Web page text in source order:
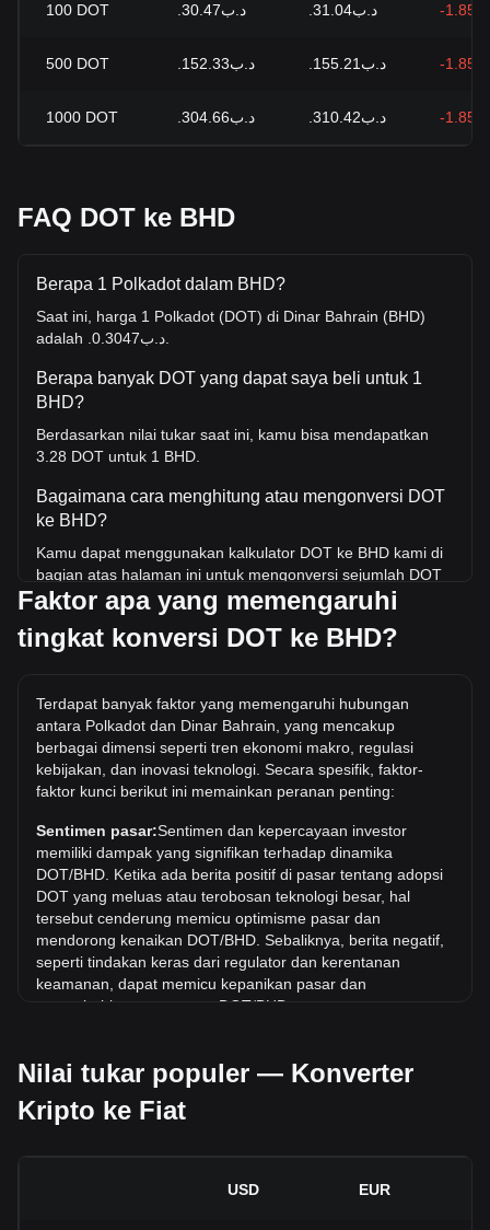
100 DOT .د.ب30.47 .د.ب31.04 -1.85%
500 DOT .د.ب152.33 .د.ب155.21 -1.85%
1000 DOT .د.ب304.66 .د.ب310.42 -1.85%
FAQ DOT ke BHD
Berapa 1 Polkadot dalam BHD?
Saat ini, harga 1 Polkadot (DOT) di Dinar Bahrain (BHD)
Berapa banyak DOT yang dapat saya beli untuk 1
BHD?
Berdasarkan nilai tukar saat ini, kamu bisa mendapatkan
3.28 DOT untuk 1 BHD.
Bagaimana cara menghitung atau mengonversi DOT
ke BHD?
Kamu dapat menggunakan kalkulator DOT ke BHD kami di
bagian atas halaman ini untuk mengonversi sejumlah DOT
ke BHD. Kami juga menyertakan tabel referensi cepat untuk
konversi yang paling populer. Misalnya, 5 BHD setara
dengan 16.41 DOT, sedangkan 5 DOT akan berharga
Berapa harga DOT/BHD tertinggi sepanjang sejarah?
Harga tertinggi sepanjang masa untuk 1 DOT di BHD
adalah .د.ب20.74. Masih harus dilihat apakah nilai 1
DOT/BHD akan melampaui nilai tertinggi saat ini.
Selama 7 hari terakhir, nilai tukar Polkadot (DOT) telah naik
sebesar 5.37%. Selama bulan terakhir, nilai tukar Polkadot
(DOT) telah turun sebesar 1.95% terhadap Dinar Bahrain
(BHD).
Faktor apa yang memengaruhi
tingkat konversi DOT ke BHD?
Terdapat banyak faktor yang memengaruhi hubungan
antara Polkadot dan Dinar Bahrain, yang mencakup
berbagai dimensi seperti tren ekonomi makro, regulasi
kebijakan, dan inovasi teknologi. Secara spesifik, faktor-
faktor kunci berikut ini memainkan peranan penting:
Sentimen pasar:Sentimen dan kepercayaan investor
memiliki dampak yang signifikan terhadap dinamika
DOT/BHD. Ketika ada berita positif di pasar tentang adopsi
DOT yang meluas atau terobosan teknologi besar, hal
tersebut cenderung memicu optimisme pasar dan
mendorong kenaikan DOT/BHD. Sebaliknya, berita negatif,
seperti tindakan keras dari regulator dan kerentanan
keamanan, dapat memicu kepanikan pasar dan
menyebabkan penurunan DOT/BHD.
seputar mata uang kripto memiliki dampak langsung pada
penerimaannya, yang pada gilirannya menentukan nilainya
relatif terhadap mata uang tradisional seperti dolar AS.
tidak jelas atau terlalu ketat dapat menghambat
Nilai tukar populer — Konverter
Kripto ke Fiat
USD EUR